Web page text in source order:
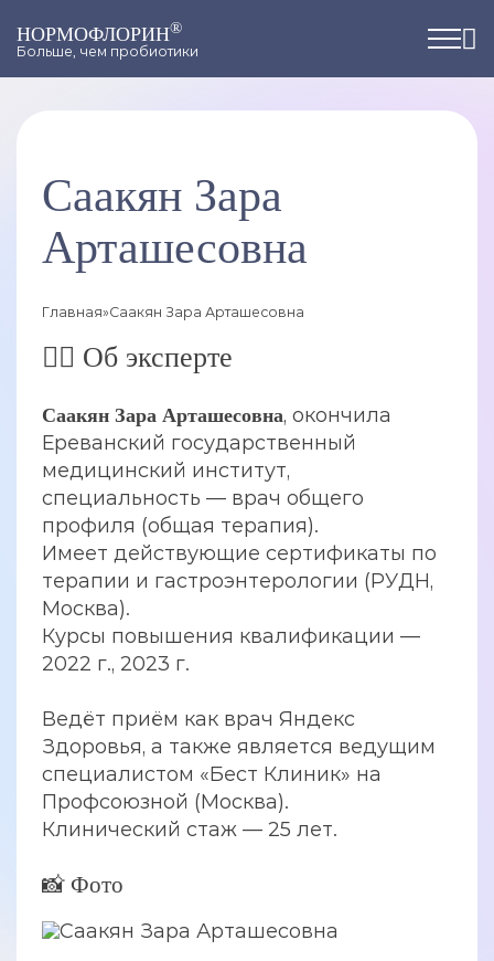
НОРМОФЛОРИН®
Больше, чем пробиотики
Саакян Зара
Арташесовна
Главная»Саакян Зара Арташесовна
👩‍⚕️ Об эксперте
Саакян Зара Арташесовна, окончила
Ереванский государственный
медицинский институт,
специальность — врач общего
профиля (общая терапия).
Имеет действующие сертификаты по
терапии и гастроэнтерологии (РУДН,
Москва).
Курсы повышения квалификации —
2022 г., 2023 г.
Ведёт приём как врач Яндекс
Здоровья, а также является ведущим
специалистом «Бест Клиник» на
Профсоюзной (Москва).
Клинический стаж — 25 лет.
📸 Фото